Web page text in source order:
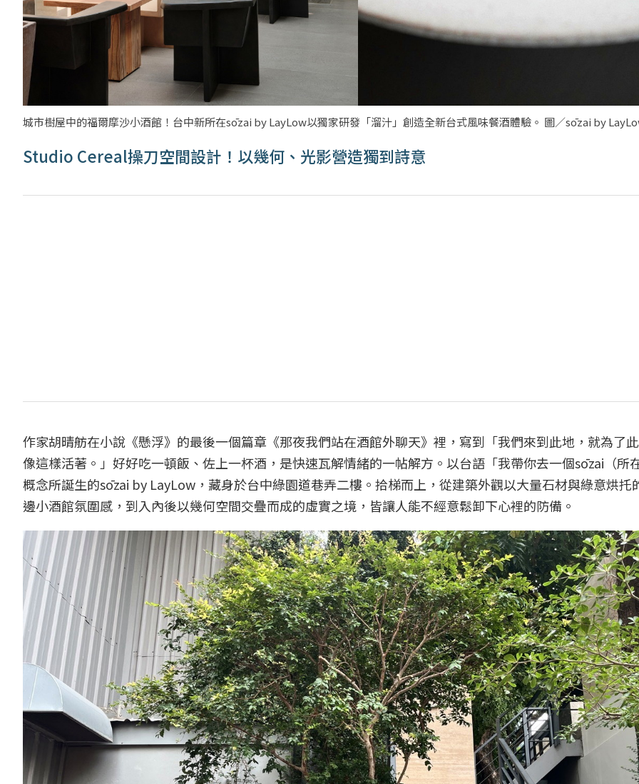
城市樹屋中的福爾摩沙小酒館！台中新所在sōzai by LayLow以獨家研發「溜汁」創造全新台式風味餐酒體驗。 圖／sōzai by
Studio Cereal操刀空間設計！以幾何、光影營造獨到詩意
作家胡晴舫在小說《懸浮》的最後一個篇章《那夜我們站在酒館外聊天》裡，寫到「我們來到此地，就為了
像這樣活著。」好好吃一頓飯、佐上一杯酒，是快速瓦解情緒的一帖解方。以台語「我帶你去一個sōzai（所
概念所誕生的sōzai by LayLow，藏身於台中綠園道巷弄二樓。拾梯而上，從建築外觀以大量石材與綠意烘托
邊小酒館氛圍感，到入內後以幾何空間交疊而成的虛實之境，皆讓人能不經意鬆卸下心裡的防備。